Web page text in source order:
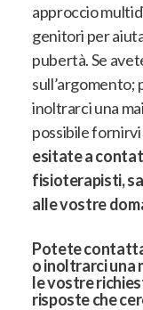
approccio
genitori per
pubertà. Se
inoltrarci una
possibile
esitate a
fisioterapisti,
alle vostre
Potete
o inoltrarci una
le vostre
risposte che